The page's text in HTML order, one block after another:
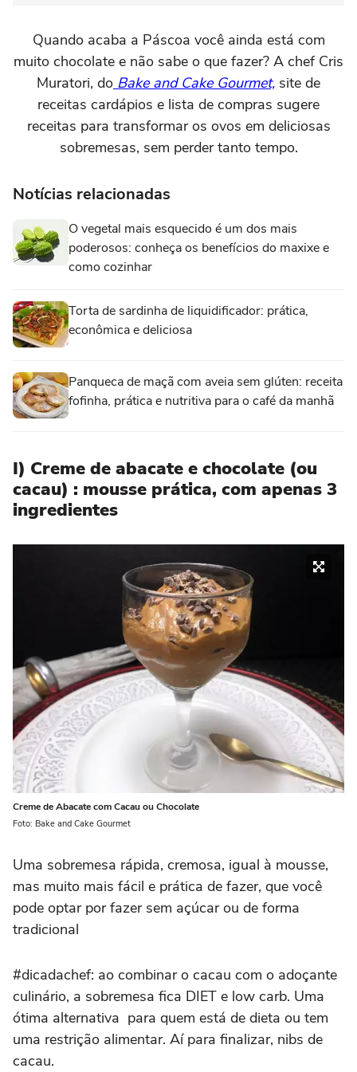
Quando acaba a Páscoa você ainda está com
muito chocolate e não sabe o que fazer? A chef Cris
Muratori, do Bake and Cake Gourmet, site de
receitas cardápios e lista de compras sugere
receitas para transformar os ovos em deliciosas
sobremesas, sem perder tanto tempo.
Notícias relacionadas
O vegetal mais esquecido é um dos mais
poderosos: conheça os benefícios do maxixe e
como cozinhar
Torta de sardinha de liquidificador: prática,
econômica e deliciosa
Panqueca de maçã com aveia sem glúten: receita
fofinha, prática e nutritiva para o café da manhã
I) Creme de abacate e chocolate (ou
cacau) : mousse prática, com apenas 3
ingredientes
Creme de Abacate com Cacau ou Chocolate
Foto: Bake and Cake Gourmet
Uma sobremesa rápida, cremosa, igual à mousse,
mas muito mais fácil e prática de fazer, que você
pode optar por fazer sem açúcar ou de forma
tradicional
#dicadachef: ao combinar o cacau com o adoçante
culinário, a sobremesa fica DIET e low carb. Uma
ótima alternativa para quem está de dieta ou tem
uma restrição alimentar. Aí para finalizar, nibs de
cacau.